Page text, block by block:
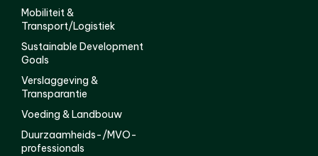
Mobiliteit &
Transport/Logistiek
Sustainable Development
Goals
Verslaggeving &
Transparantie
Voeding & Landbouw
Duurzaamheids-/MVO-
professionals